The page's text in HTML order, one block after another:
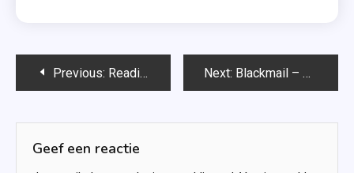
Bericht
Previous: Reading Challenge | Deze boeken las ik in april 2022 Next: Blackmail – Cis Meijer
Geef een reactie